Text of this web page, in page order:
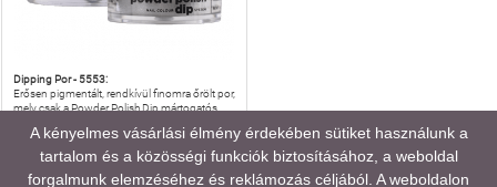
Dipping Por - 5553:
Erősen pigmentált, rendkívül finomra őrölt por,
mely csak a Powder Polish Dip mártogatós
DIPPING POR - 5553
A kényelmes vásárlási élmény érdekében sütiket használunk a
tartalom és a közösségi funkciók biztosításához, a weboldal
forgalmunk elemzéséhez és reklámozás céljából. A weboldalon